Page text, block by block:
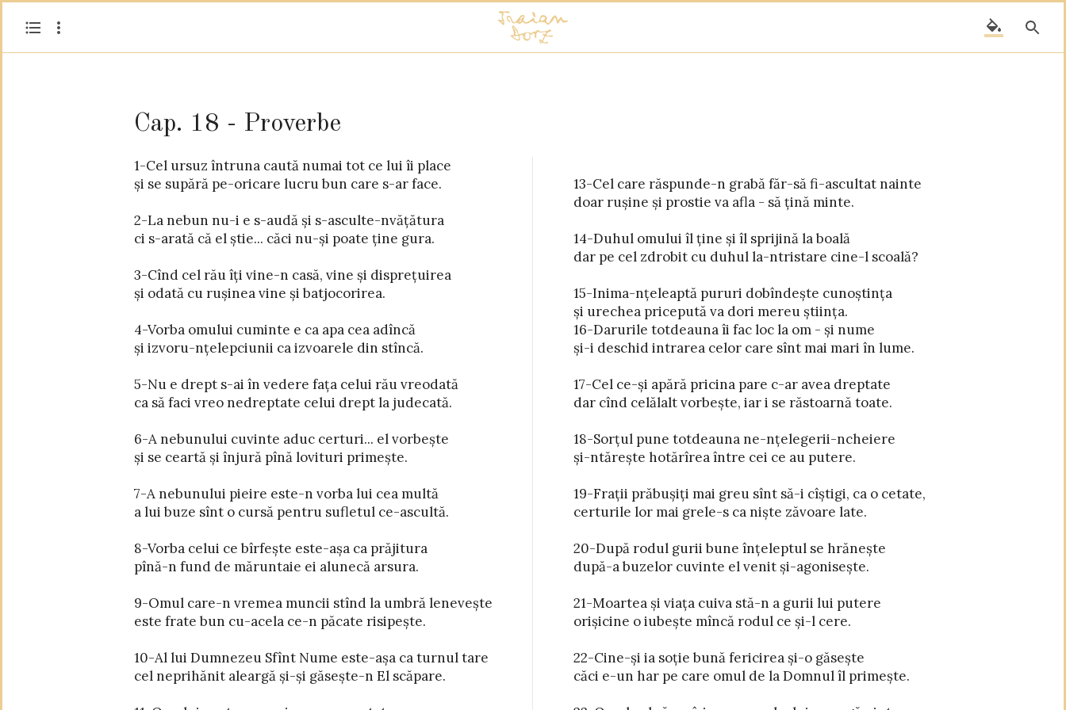
Cap. 18 - Proverbe
1-Cel ursuz întruna caută numai tot ce lui îi place
și se supără pe-oricare lucru bun care s-ar face.
2-La nebun nu-i e s-audă și s-asculte-nvățătura
ci s-arată că el știe... căci nu-și poate ține gura.
3-Cînd cel rău îți vine-n casă, vine și disprețuirea
și odată cu rușinea vine și batjocorirea.
4-Vorba omului cuminte e ca apa cea adîncă
și izvoru-nțelepciunii ca izvoarele din stîncă.
5-Nu e drept s-ai în vedere fața celui rău vreodată
ca să faci vreo nedreptate celui drept la judecată.
6-A nebunului cuvinte aduc certuri... el vorbește
și se ceartă și înjură pînă lovituri primește.
7-A nebunului pieire este-n vorba lui cea multă
a lui buze sînt o cursă pentru sufletul ce-ascultă.
8-Vorba celui ce bîrfește este-așa ca prăjitura
pînă-n fund de măruntaie ei alunecă arsura.
9-Omul care-n vremea muncii stînd la umbră lenevește
este frate bun cu-acela ce-n păcate risipește.
10-Al lui Dumnezeu Sfînt Nume este-așa ca turnul tare
cel neprihănit aleargă și-și găsește-n El scăpare.
13-Cel care răspunde-n grabă făr-să fi-ascultat nainte
14-Duhul omului îl ține și îl sprijină la boală
15-Inima-nțeleaptă pururi dobîndește cunoștința
16-Darurile totdeauna îi fac loc la om - și nume
și-i deschid intrarea celor care sînt mai mari în lume.
17-Cel ce-și apără pricina pare c-ar avea dreptate
dar cînd celălalt vorbește, iar i se răstoarnă toate.
18-Sorțul pune totdeauna ne-nțelegerii-ncheiere
și-ntărește hotărîrea între cei ce au putere.
19-Frații prăbușiți mai greu sînt să-i cîștigi, ca o cetate,
certurile lor mai grele-s ca niște zăvoare late.
20-După rodul gurii bune înțeleptul se hrănește
după-a buzelor cuvinte el venit și-agonisește.
21-Moartea și viața cuiva stă-n a gurii lui putere
orișicine o iubește mîncă rodul ce și-l cere.
22-Cine-și ia soție bună fericirea și-o găsește
căci e-un har pe care omul de la Domnul îl primește.